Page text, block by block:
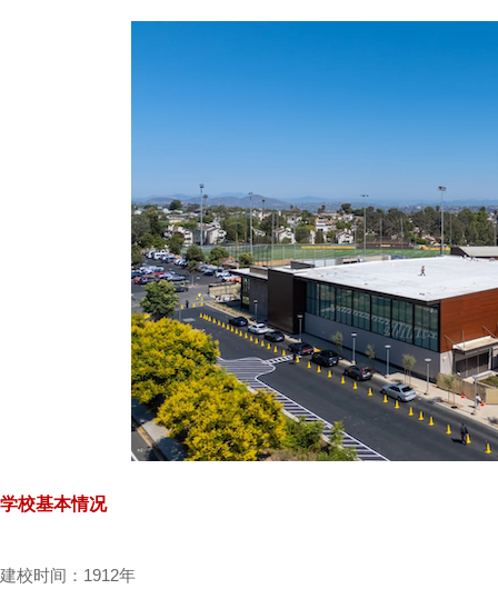
学校基本情况
建校时间：1912年